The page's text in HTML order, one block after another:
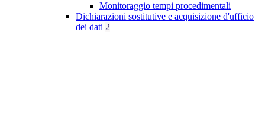
Monitoraggio tempi procedimentali
Dichiarazioni sostitutive e acquisizione d'ufficio
dei dati 2